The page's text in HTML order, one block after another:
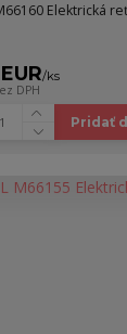
Elektrická
/ks
DPH
Pridať